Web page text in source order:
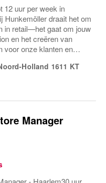
12 uur per week in
Hunkemöller draait het om
in retail—het gaat om jouw
en het creëren van
voor onze klanten en
waar iedereen
Holland 1611 KT
Manager